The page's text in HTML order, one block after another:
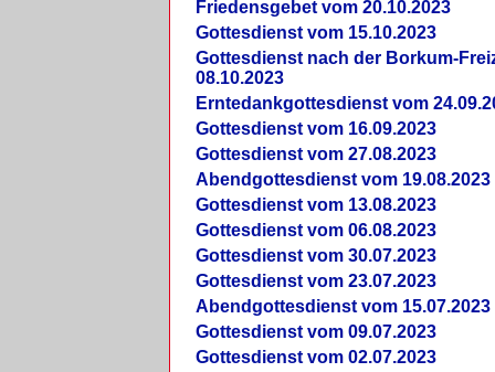
Friedensgebet vom 20.10.2023
Gottesdienst vom 15.10.2023
Gottesdienst nach der Borkum-
08.10.2023
Erntedankgottesdienst vom
Gottesdienst vom 16.09.2023
Gottesdienst vom 27.08.2023
Abendgottesdienst vom 19.08.2023
Gottesdienst vom 13.08.2023
Gottesdienst vom 06.08.2023
Gottesdienst vom 30.07.2023
Gottesdienst vom 23.07.2023
Abendgottesdienst vom 15.07.2023
Gottesdienst vom 09.07.2023
Gottesdienst vom 02.07.2023